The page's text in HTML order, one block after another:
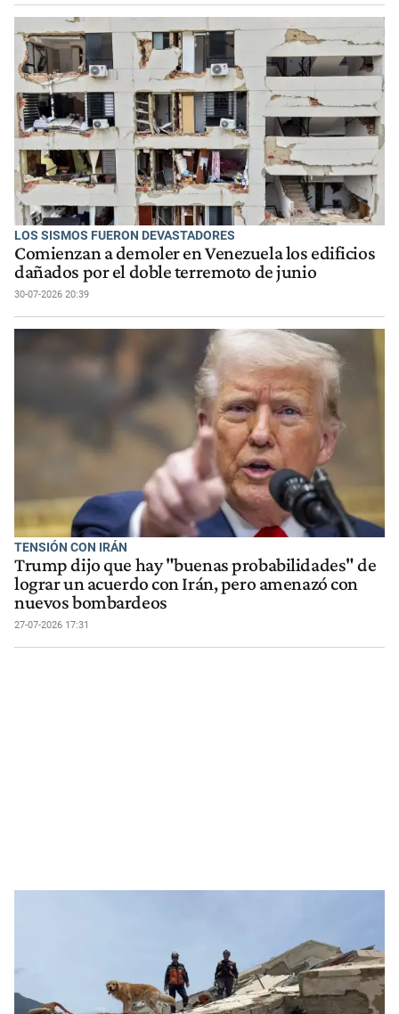
LOS SISMOS FUERON DEVASTADORES
Comienzan a demoler en Venezuela los edificios
dañados por el doble terremoto de junio
30-07-2026 20:39
TENSIÓN CON IRÁN
Trump dijo que hay "buenas probabilidades" de
lograr un acuerdo con Irán, pero amenazó con
nuevos bombardeos
27-07-2026 17:31